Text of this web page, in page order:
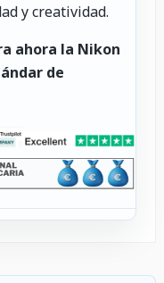
y creatividad.
ahora la Nikon
de